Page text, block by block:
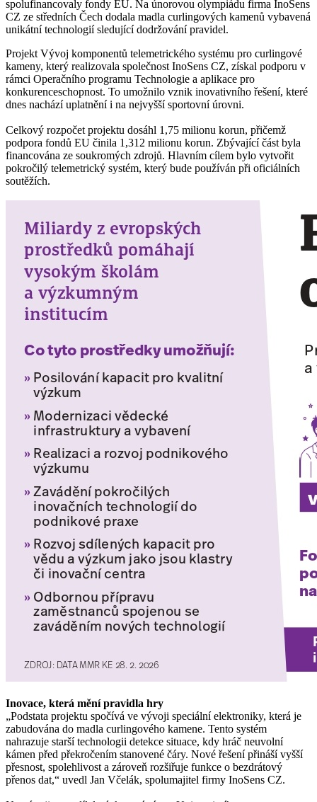
spolufinancovaly fondy EU. Na únorovou olympiádu firma InoSens
CZ ze středních Čech dodala madla curlingových kamenů vybavená
unikátní technologií sledující dodržování pravidel.
Projekt Vývoj komponentů telemetrického systému pro curlingové
kameny, který realizovala společnost InoSens CZ, získal podporu v
rámci Operačního programu Technologie a aplikace pro
konkurenceschopnost. To umožnilo vznik inovativního řešení, které
dnes nachází uplatnění i na nejvyšší sportovní úrovni.
Celkový rozpočet projektu dosáhl 1,75 milionu korun, přičemž
podpora fondů EU činila 1,312 milionu korun. Zbývající část byla
financována ze soukromých zdrojů. Hlavním cílem bylo vytvořit
pokročilý telemetrický systém, který bude používán při oficiálních
soutěžích.
Inovace, která mění pravidla hry
„Podstata projektu spočívá ve vývoji speciální elektroniky, která je
zabudována do madla curlingového kamene. Tento systém
nahrazuje starší technologii detekce situace, kdy hráč neuvolní
kámen před překročením stanovené čáry. Nové řešení přináší vyšší
přesnost, spolehlivost a zároveň rozšiřuje funkce o bezdrátový
přenos dat,“ uvedl Jan Včelák, spolumajitel firmy InoSens CZ.